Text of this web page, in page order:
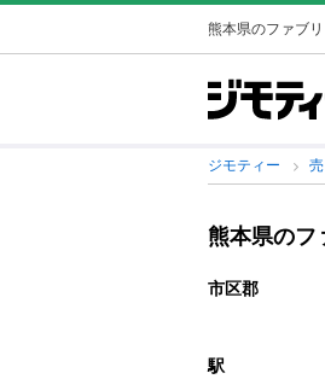
熊本県のファブ
ジモティー
熊本県のフ
市区郡
駅